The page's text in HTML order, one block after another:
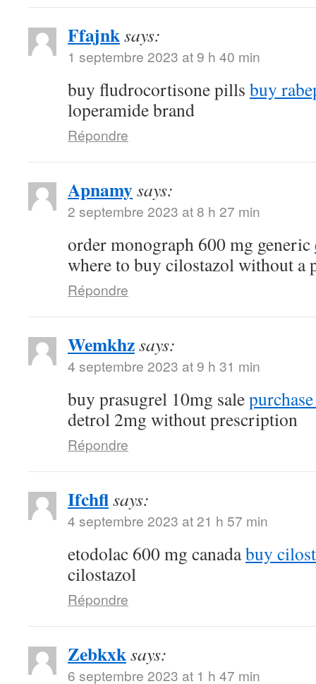
Ffajnksays:
1 septembre 2023 at 9 h 40 min
buy fludrocortisone pills buy
loperamide brand
Répondre
Apnamysays:
2 septembre 2023 at 8 h 27 min
order monograph 600 mg generic
where to buy cilostazol without a
Répondre
Wemkhzsays:
4 septembre 2023 at 9 h 31 min
buy prasugrel 10mg sale
detrol 2mg without prescription
Répondre
Ifchflsays:
4 septembre 2023 at 21 h 57 min
etodolac 600 mg canadabuy
cilostazol
Répondre
Zebkxksays:
6 septembre 2023 at 1 h 47 min